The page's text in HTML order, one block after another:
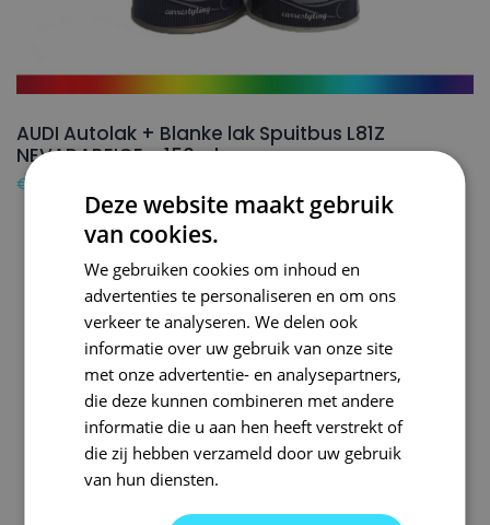
AUDI Autolak + Blanke lak Spuitbus L81Z
NEVADABEIGE – 150ml
€
Deze website maakt gebruik
van cookies.
We gebruiken cookies om inhoud en
advertenties te personaliseren en om ons
verkeer te analyseren. We delen ook
informatie over uw gebruik van onze site
met onze advertentie- en analysepartners,
die deze kunnen combineren met andere
informatie die u aan hen heeft verstrekt of
die zij hebben verzameld door uw gebruik
van hun diensten.